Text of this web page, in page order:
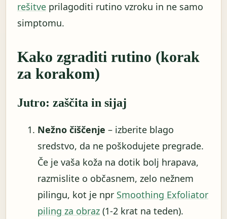
rešitve prilagoditi rutino vzroku in ne samo
simptomu.
Kako zgraditi rutino (korak
za korakom)
Jutro: zaščita in sijaj
Nežno čiščenje – izberite blago
sredstvo, da ne poškodujete pregrade.
Če je vaša koža na dotik bolj hrapava,
razmislite o občasnem, zelo nežnem
pilingu, kot je npr Smoothing Exfoliator
piling za obraz (1-2 krat na teden).